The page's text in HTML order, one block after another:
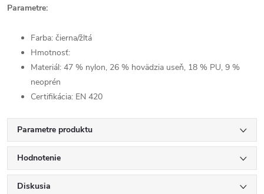
Parametre:
Farba: čierna/žltá
Hmotnosť:
Materiál: 47 % nylon, 26 % hovädzia useň, 18 % PU, 9 %
neoprén
Certifikácia: EN 420
Parametre produktu
Hodnotenie
Diskusia